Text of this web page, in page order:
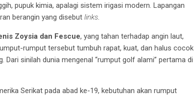
pupuk kimia, apalagi sistem irigasi modern. Lapangan
berangin yang disebut links.
Zoysia dan Fescue, yang tahan terhadap angin laut,
rumput tersebut tumbuh rapat, kuat, dan halus cocok
sinilah dunia mengenal “rumput golf alami” pertama di
Serikat pada abad ke-19, kebutuhan akan rumput